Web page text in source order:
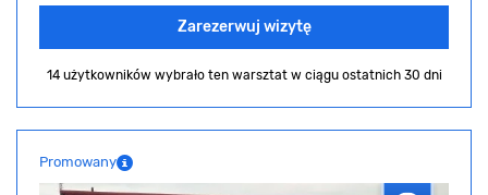
Zarezerwuj wizytę
14 użytkowników wybrało ten warsztat w ciągu ostatnich 30 dni
Promowany